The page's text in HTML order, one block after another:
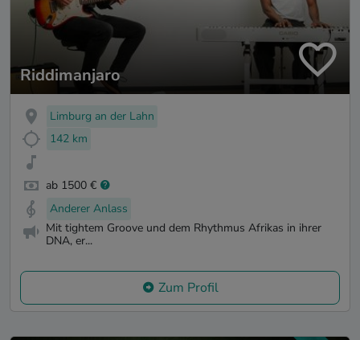
Riddimanjaro
Limburg an der Lahn
142 km
ab 1500 €
Anderer Anlass
Mit tightem Groove und dem Rhythmus Afrikas in ihrer
DNA, er...
Zum Profil